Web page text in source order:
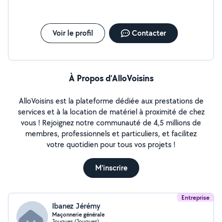
Voir le profil Contacter
À Propos d’AlloVoisins
AlloVoisins est la plateforme dédiée aux prestations de
services et à la location de matériel à proximité de chez
vous ! Rejoignez notre communauté de 4,5 millions de
membres, professionnels et particuliers, et facilitez
votre quotidien pour tous vos projets !
M'inscrire
Entreprise
Ibanez Jérémy
Maçonnerie générale